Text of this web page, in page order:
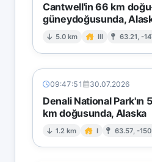
Cantwell'in 66 km
güneydoğusunda,
5.0 km III 63.21, -
09:47:51 30.07.2026
Denali National Park'ın
km doğusunda, Alaska
1.2 km I 63.57, -